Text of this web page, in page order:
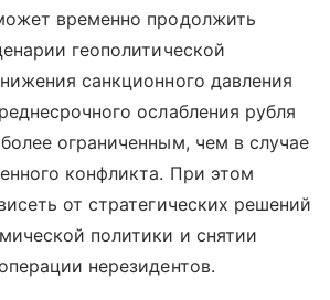
временно продолжить
геополитической
санкционного давления
ослабления рубля
ограниченным, чем в случае
конфликта. При этом
от стратегических решений
политики и снятии
нерезидентов.